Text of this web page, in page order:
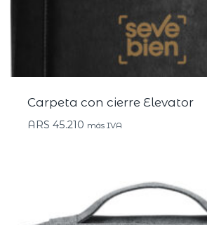
Carpeta con cierre Elevator
ARS 45.210 más IVA